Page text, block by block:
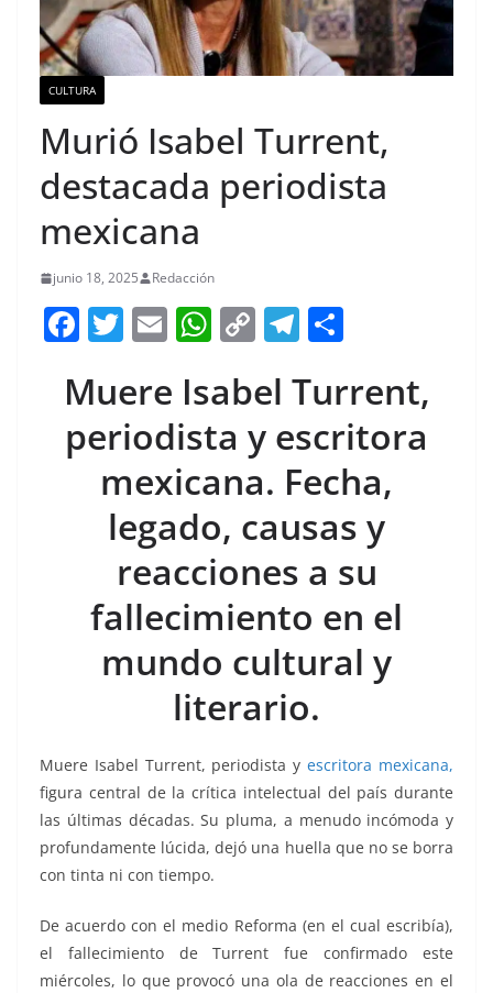
CULTURA
Murió Isabel Turrent,
destacada periodista
mexicana
junio 18, 2025 Redacción
F
c
e
b
T
itt
er
E
ai
l
W
at
s
A
p
p
C
p
y
Li
n
k
T
e
gr
a
m
ar
e
Muere Isabel Turrent,
periodista y escritora
mexicana. Fecha,
legado, causas y
reacciones a su
fallecimiento en el
mundo cultural y
literario.
Muere Isabel Turrent, periodista yescritora mexicana,
figura central de la crítica intelectual del país durante
las últimas décadas. Su pluma, a menudo incómoda y
profundamente lúcida, dejó una huella que no se borra
con tinta ni con tiempo.
De acuerdo con el medio Reforma (en el cual escribía),
el fallecimiento de Turrent fue confirmado este
miércoles, lo que provocó una ola de reacciones en el